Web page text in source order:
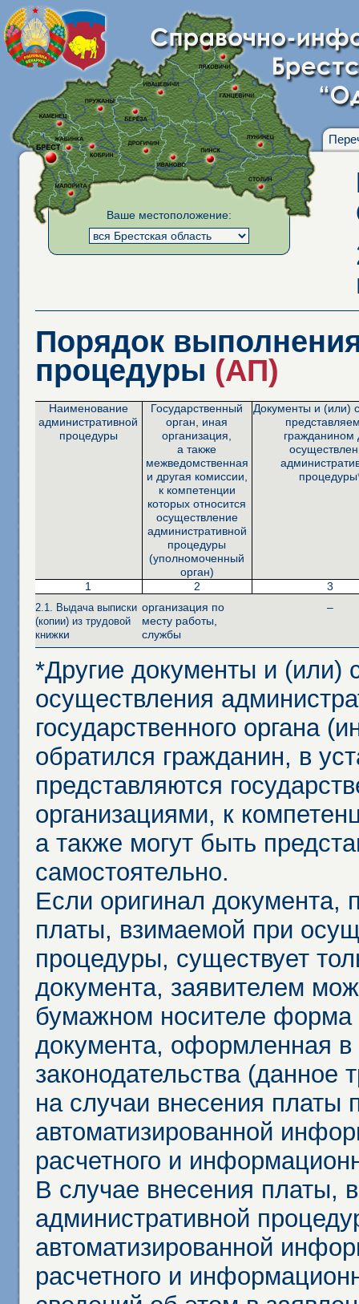
Ваше местоположение:
Порядок
процедуры (АП)
Наименование
административной
процедуры
Государственный
орган, иная
организация,
а также
межведомственная
и другая комиссии,
к компетенции
которых относится
осуществление
административной
процедуры
(уполномоченный
орган)
Документы и (или)
гражданином
1 2 3
2.1. Выдача выписки
(копии) из трудовой
книжки
организация по
месту работы,
службы
–
*Другие документы и (или)
осуществления
государственного органа
обратился гражданин, в
представляются
организациями, к
а также могут быть
самостоятельно.
Если оригинал документа,
платы, взимаемой при
процедуры, существует
документа, заявителем
бумажном носителе форма
документа, оформленная в
законодательства (данное
на случаи внесения платы
автоматизированной
расчетного и
В случае внесения платы,
административной
автоматизированной
расчетного и